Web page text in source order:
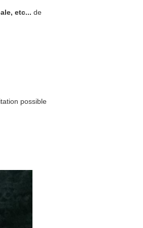
etc... de
possible